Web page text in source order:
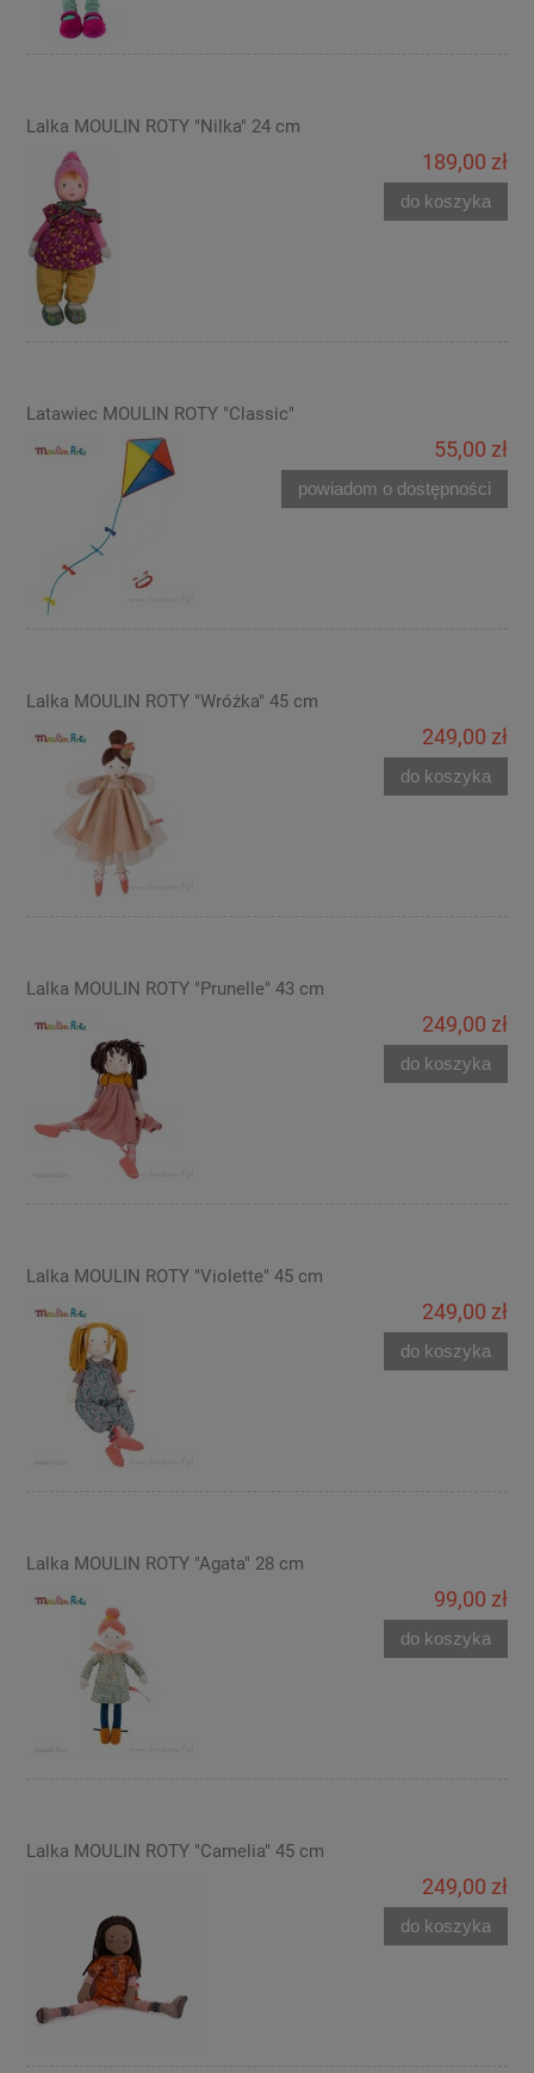
Lalka MOULIN ROTY "Nilka" 24 cm
189,00 zł
do koszyka
Latawiec MOULIN ROTY "Classic"
55,00 zł
powiadom o dostępności
Lalka MOULIN ROTY "Wróżka" 45 cm
249,00 zł
do koszyka
Lalka MOULIN ROTY "Prunelle" 43 cm
249,00 zł
do koszyka
Lalka MOULIN ROTY "Violette" 45 cm
249,00 zł
do koszyka
Lalka MOULIN ROTY "Agata" 28 cm
99,00 zł
do koszyka
Lalka MOULIN ROTY "Camelia" 45 cm
249,00 zł
do koszyka